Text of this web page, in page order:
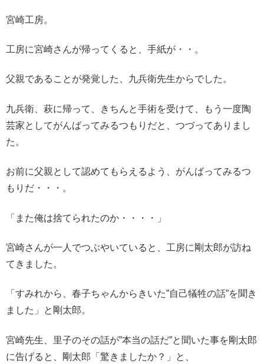
宮崎工房。
工房に宮崎さんが帰ってくると、手紙が・・。
父親であることが発覚した、九兵衛先生からでした。
九兵衛、萩に帰って、きちんと手術を受けて、もう一度陶
芸家としてがんばってみるつもりだと、つづってありまし
た。
お前に父親として認めてもらえるよう、がんばってみるつ
もりだ・・・。
「また俺は捨てられたのか・・・・」
宮崎さんが一人でつぶやいていると、工房に剛太郎が訪ね
てきました。
「すみれから、春子ちゃんからきいた”自己犠牲の話”を聞き
ました」と剛太郎。
宮崎先生、里子のその話が”本当の話だ”と聞いた事を剛太郎
に告げると、剛太郎「驚きましたか？」と、